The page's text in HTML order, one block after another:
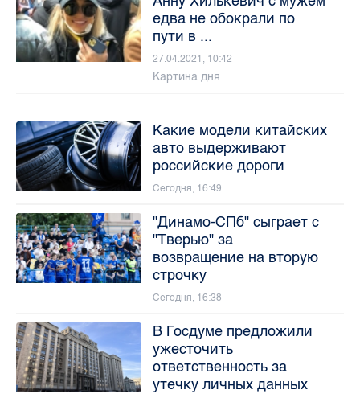
едва не обокрали по
пути в ...
27.04.2021, 10:42
Картина дня
Какие модели китайских
авто выдерживают
российские дороги
Сегодня, 16:49
"Динамо-СПб" сыграет с
"Тверью" за
возвращение на вторую
строчку
Сегодня, 16:38
В Госдуме предложили
ужесточить
ответственность за
утечку личных данных